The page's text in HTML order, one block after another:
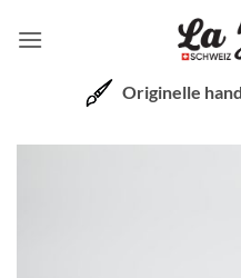
Inhalt
Originelle